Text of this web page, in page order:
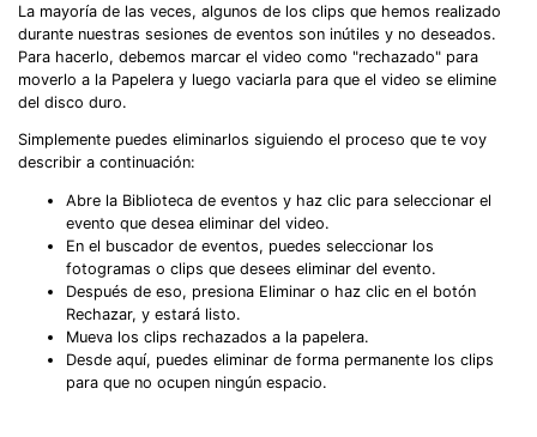
La mayoría de las veces, algunos de los clips que hemos realizado
durante nuestras sesiones de eventos son inútiles y no deseados.
Para hacerlo, debemos marcar el video como "rechazado" para
moverlo a la Papelera y luego vaciarla para que el video se elimine
del disco duro.
Simplemente puedes eliminarlos siguiendo el proceso que te voy
describir a continuación:
Abre la Biblioteca de eventos y haz clic para seleccionar el
evento que desea eliminar del video.
En el buscador de eventos, puedes seleccionar los
fotogramas o clips que desees eliminar del evento.
Después de eso, presiona Eliminar o haz clic en el botón
Rechazar, y estará listo.
Mueva los clips rechazados a la papelera.
Desde aquí, puedes eliminar de forma permanente los clips
para que no ocupen ningún espacio.